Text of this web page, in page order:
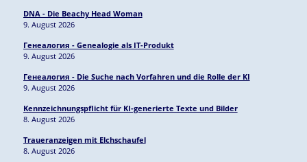
DNA - Die Beachy Head Woman
9. August 2026
Генеалогия - Genealogie als IT-Produkt
9. August 2026
Генеалогия - Die Suche nach Vorfahren und die Rolle der KI
9. August 2026
Kennzeichnungspflicht für KI-generierte Texte und Bilder
8. August 2026
Traueranzeigen mit Elchschaufel
8. August 2026